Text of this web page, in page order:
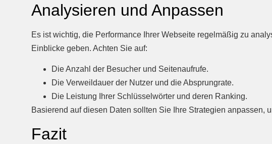
Analysieren und Anpassen
Es ist wichtig, die Performance Ihrer Webseite regelmäßig zu
Einblicke geben. Achten Sie auf:
Die Anzahl der Besucher und Seitenaufrufe.
Die Verweildauer der Nutzer und die Absprungrate.
Die Leistung Ihrer Schlüsselwörter und deren Ranking.
Basierend auf diesen Daten sollten Sie Ihre Strategien anpassen,
Fazit